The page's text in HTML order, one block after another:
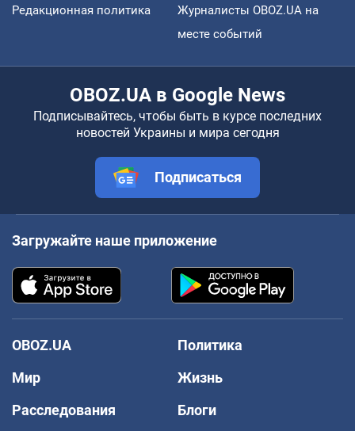
Редакционная политика
Журналисты OBOZ.UA на
месте событий
OBOZ.UA в Google News
Подписывайтесь, чтобы быть в курсе последних
новостей Украины и мира сегодня
Подписаться
Загружайте наше приложение
OBOZ.UA
Политика
Мир
Жизнь
Расследования
Блоги